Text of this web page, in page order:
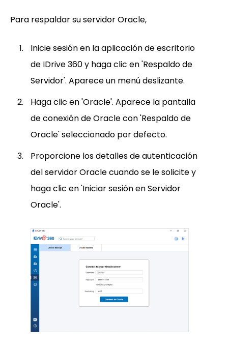
Para respaldar su servidor Oracle,
Inicie sesión en la aplicación de escritorio
de IDrive 360 y haga clic en 'Respaldo de
Servidor'. Aparece un menú deslizante.
Haga clic en 'Oracle'. Aparece la pantalla
de conexión de Oracle con 'Respaldo de
Oracle' seleccionado por defecto.
Proporcione los detalles de autenticación
del servidor Oracle cuando se le solicite y
haga clic en 'Iniciar sesión en Servidor
Oracle'.